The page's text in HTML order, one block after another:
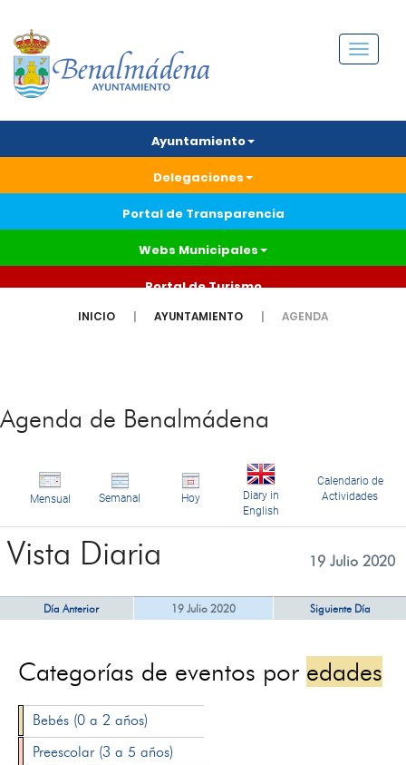
Menú
Ayuntamiento
Delegaciones
Portal de Transparencia
Webs Municipales
Portal de Turismo
INICIO AYUNTAMIENTO AGENDA
Agenda de Benalmádena
Mensual Semanal Hoy
Diary in
English
Calendario de
Actividades
Vista Diaria 19 Julio 2020
Día Anterior 19 Julio 2020 Siguiente Día
Categorías de eventos por edades
Bebés (0 a 2 años)
Preescolar (3 a 5 años)